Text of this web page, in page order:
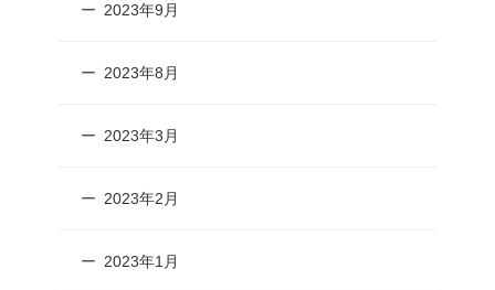
2023年9月
2023年8月
2023年3月
2023年2月
2023年1月